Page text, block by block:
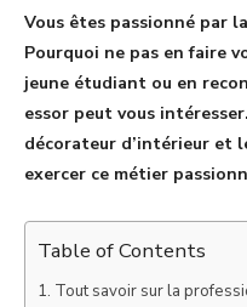
Vous êtes passionné par
Pourquoi ne pas en faire
jeune étudiant ou en
essor peut vous
décorateur d’intérieur et
exercer ce métier
Table of Contents
Tout savoir sur la